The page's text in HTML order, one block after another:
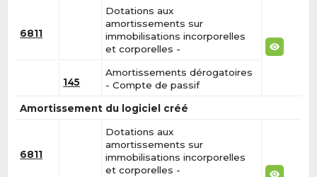
6811
Dotations aux
amortissements sur
immobilisations incorporelles
et corporelles -
145
Amortissements dérogatoires
- Compte de passif
Amortissement du logiciel créé
6811
Dotations aux
amortissements sur
immobilisations incorporelles
et corporelles -